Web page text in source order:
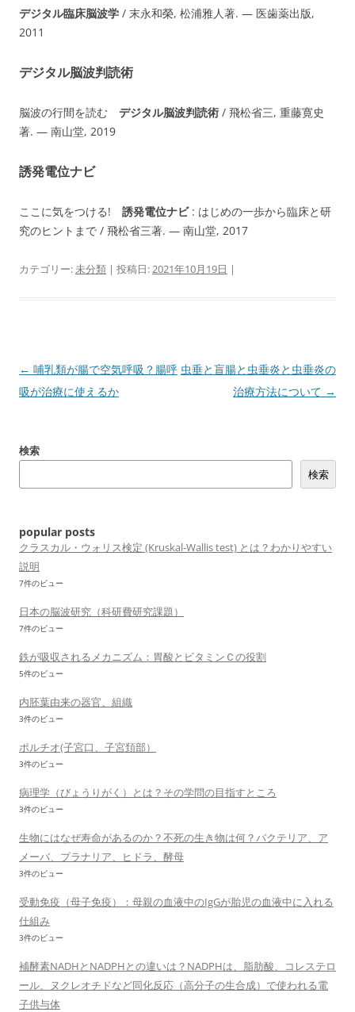
デジタル臨床脳波学 / 末永和榮, 松浦雅人著. — 医歯薬出版,
2011
デジタル脳波判読術
脳波の行間を読む デジタル脳波判読術 / 飛松省三, 重藤寛史
著. — 南山堂, 2019
誘発電位ナビ
ここに気をつける! 誘発電位ナビ: はじめの一歩から臨床と研
究のヒントまで / 飛松省三著. — 南山堂, 2017
カテゴリー:未分類 | 投稿日:2021年10月19日 |
投
稿
ゲ
ン
← 哺乳類が腸で空気呼吸？腸呼
吸が治療に使えるか
虫垂と盲腸と虫垂炎と虫垂炎の
治療方法について →
検索
検索
popular posts
クラスカル・ウォリス検定 (Kruskal-Wallis test) とは？わかりやすい
説明
7件のビュー
日本の脳波研究（科研費研究課題）
7件のビュー
鉄が吸収されるメカニズム：胃酸とビタミンＣの役割
5件のビュー
内胚葉由来の器官、組織
3件のビュー
ポルチオ(子宮口、子宮頚部）
3件のビュー
病理学（びょうりがく）とは？その学問の目指すところ
3件のビュー
生物にはなぜ寿命があるのか？不死の生き物は何？バクテリア、ア
メーバ、プラナリア、ヒドラ、酵母
3件のビュー
受動免疫（母子免疫）：母親の血液中のIgGが胎児の血液中に入れる
仕組み
3件のビュー
補酵素NADHとNADPHとの違いは？NADPHは、脂肪酸、コレステロ
ール、ヌクレオチドなど同化反応（高分子の生合成）で使われる電
子供与体